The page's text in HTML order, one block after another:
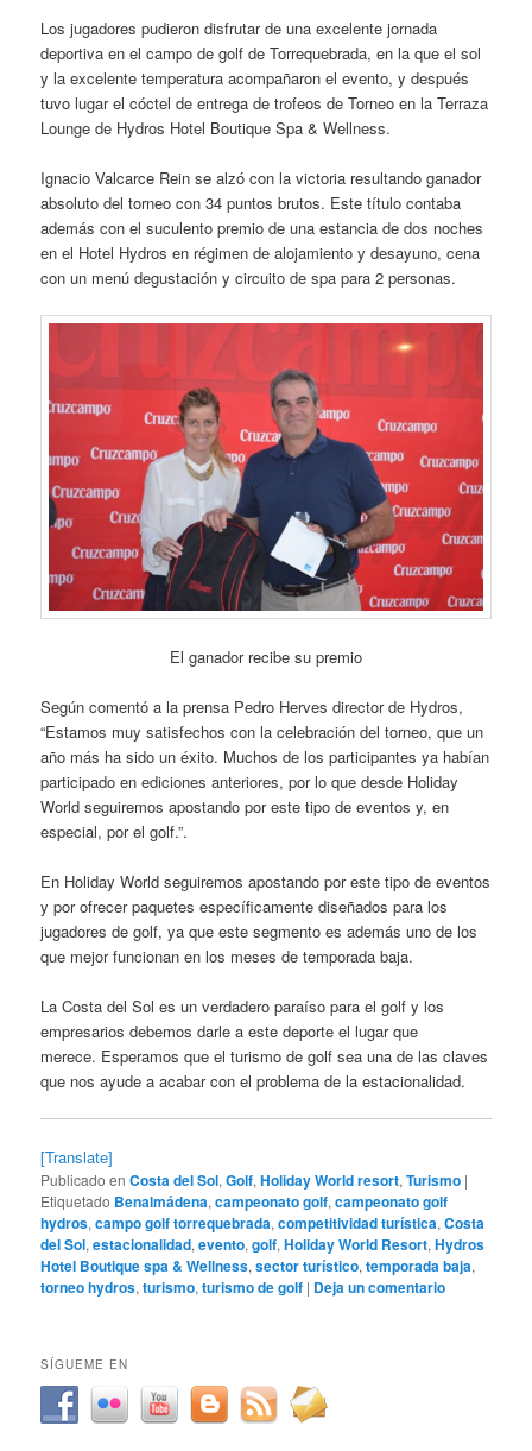
Los jugadores pudieron disfrutar de una excelente jornada
deportiva en el campo de golf de Torrequebrada, en la que el sol
y la excelente temperatura acompañaron el evento, y después
tuvo lugar el cóctel de entrega de trofeos de Torneo en la Terraza
Lounge de Hydros Hotel Boutique Spa & Wellness.
Ignacio Valcarce Rein se alzó con la victoria resultando ganador
absoluto del torneo con 34 puntos brutos. Este título contaba
además con el suculento premio de una estancia de dos noches
en el Hotel Hydros en régimen de alojamiento y desayuno, cena
con un menú degustación y circuito de spa para 2 personas.
El ganador recibe su premio
Según comentó a la prensa Pedro Herves director de Hydros,
“Estamos muy satisfechos con la celebración del torneo, que un
año más ha sido un éxito. Muchos de los participantes ya habían
participado en ediciones anteriores, por lo que desde Holiday
World seguiremos apostando por este tipo de eventos y, en
especial, por el golf.”.
En Holiday World seguiremos apostando por este tipo de eventos
y por ofrecer paquetes específicamente diseñados para los
jugadores de golf, ya que este segmento es además uno de los
que mejor funcionan en los meses de temporada baja.
La Costa del Sol es un verdadero paraíso para el golf y los
empresarios debemos darle a este deporte el lugar que
merece. Esperamos que el turismo de golf sea una de las claves
que nos ayude a acabar con el problema de la estacionalidad.
[Translate]
Publicado en Costa del Sol,Golf,Holiday World resort,Turismo |
Etiquetado Benalmádena,campeonato golf,campeonato golf
hydros,campo golf torrequebrada,competitividad turística,Costa
del Sol,estacionalidad,evento,golf,Holiday World Resort,Hydros
Hotel Boutique spa & Wellness,sector turístico,temporada baja,
torneo hydros,turismo,turismo de golf | Deja un comentario
SÍGUEME EN